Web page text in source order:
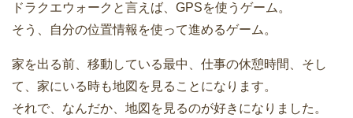
ドラクエウォークと言えば、GPSを使うゲーム。
そう、自分の位置情報を使って進めるゲーム。
家を出る前、移動している最中、仕事の休憩時間、そし
て、家にいる時も地図を見ることになります。
それで、なんだか、地図を見るのが好きになりました。